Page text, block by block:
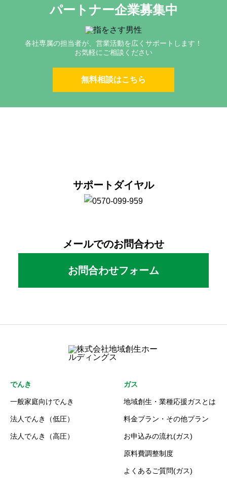
パートナー企業募集中
各社専属の担当者が、営業活動を広くサポートします！
お気軽にご相談ください
無料相談はこちら
サポートダイヤル
メールでのお問合わせ
お問合わせフォーム
でんき
一般家庭向けでんき
法人でんき（低圧）
法人でんき（高圧）
ガス
地域創生・業種応援ガスとは
料金プラン・その他プラン
お申込みの流れ(ガス)
原料費調整制度
よくあるご質問(ガス)